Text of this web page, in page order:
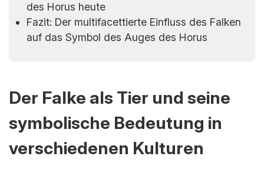
des Horus heute
Fazit: Der multifacettierte Einfluss des Falken
auf das Symbol des Auges des Horus
Der Falke als Tier und seine
symbolische Bedeutung in
verschiedenen Kulturen